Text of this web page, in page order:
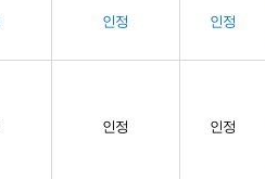
인정 인정
인정 인정